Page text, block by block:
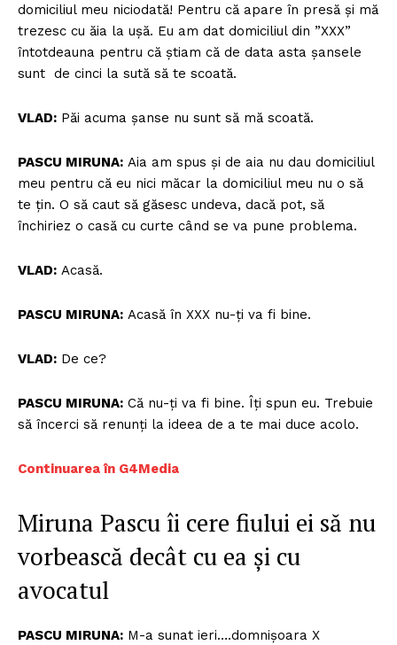
domiciliul meu niciodată! Pentru că apare în presă și mă
trezesc cu ăia la ușă. Eu am dat domiciliul din ”XXX”
întotdeauna pentru că știam că de data asta șansele
sunt de cinci la sută să te scoată.
VLAD: Păi acuma șanse nu sunt să mă scoată.
PASCU MIRUNA: Aia am spus și de aia nu dau domiciliul
meu pentru că eu nici măcar la domiciliul meu nu o să
te țin. O să caut să găsesc undeva, dacă pot, să
închiriez o casă cu curte când se va pune problema.
VLAD: Acasă.
PASCU MIRUNA: Acasă în XXX nu-ți va fi bine.
VLAD: De ce?
PASCU MIRUNA: Că nu-ți va fi bine. Îți spun eu. Trebuie
să încerci să renunți la ideea de a te mai duce acolo.
Continuarea în G4Media
Miruna Pascu îi cere fiului ei să nu
vorbească decât cu ea și cu
avocatul
PASCU MIRUNA: M-a sunat ieri….domnișoara X